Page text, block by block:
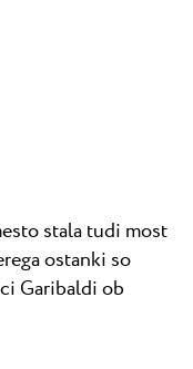
stala tudi most
ostanki so
Garibaldi ob